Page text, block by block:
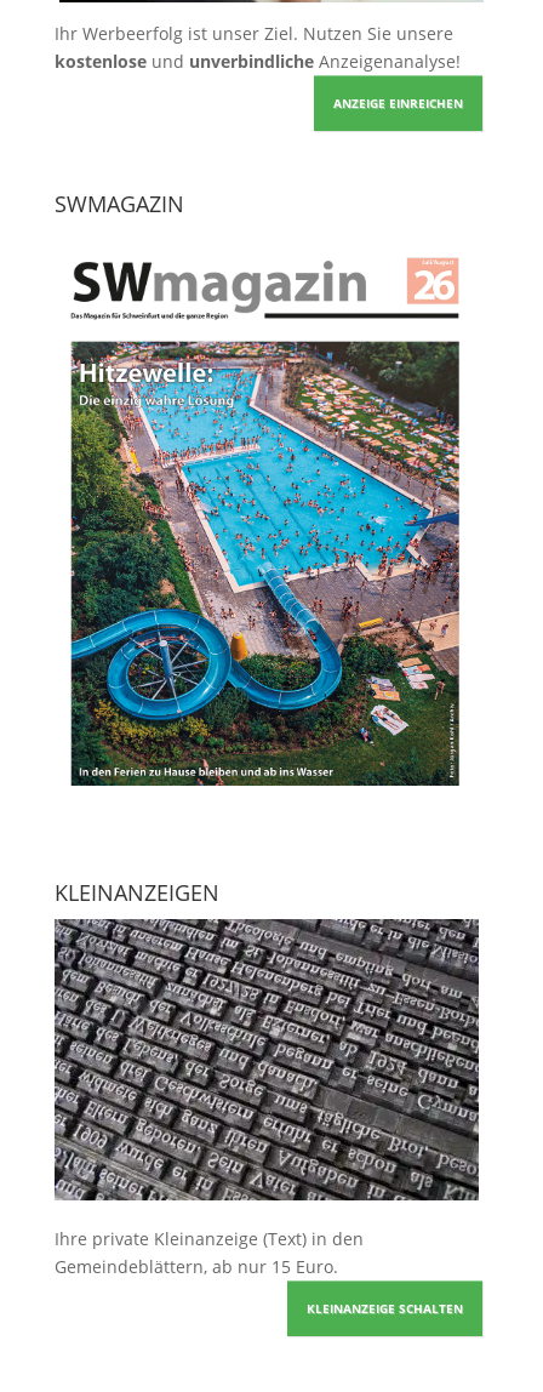
Ihr Werbeerfolg ist unser Ziel. Nutzen Sie unsere
kostenloseund unverbindlicheAnzeigenanalyse!
ANZEIGE EINREICHEN
SWMAGAZIN
KLEINANZEIGEN
Ihre private Kleinanzeige (Text) in den
Gemeindeblättern, ab nur 15 Euro.
KLEINANZEIGE SCHALTEN